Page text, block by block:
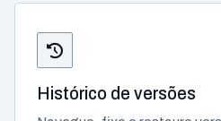
Histórico de versões